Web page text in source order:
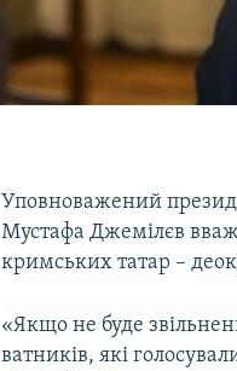
Уповноважений
Мустафа Джемілєв
кримських татар –
«Якщо не буде
ватників, які